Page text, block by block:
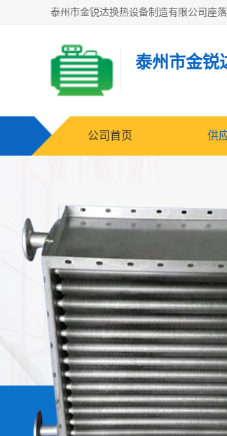
泰州市金锐
公司首页 供